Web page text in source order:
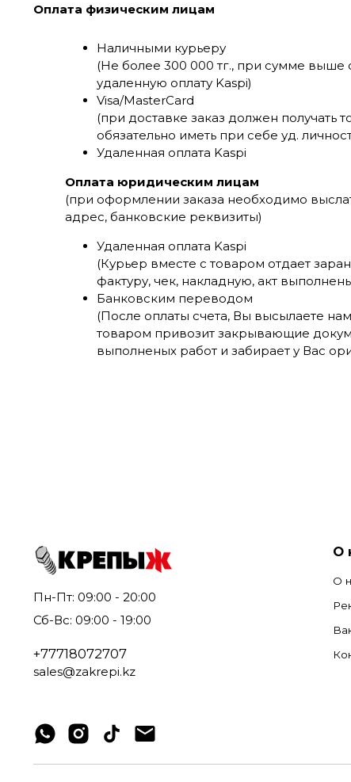
Оплата физическим лицам
Наличными курьеру
(Не более 300 000 тг., при сумме выше
удаленную оплату Kaspi)
Visa/MasterCard
(при доставке заказ должен получать
обязательно иметь при себе уд.
Удаленная оплата Kaspi
Оплата юридическим лицам
(при оформлении заказа необходимо
адрес, банковские реквизиты)
Удаленная оплата Kaspi
(Курьер вместе с товаром отдает
фактуру, чек, накладную, акт
Банковским переводом
(После оплаты счета, Вы высылаете
товаром привозит закрывающие
выполненых работ и забирает у Вас
Пн-Пт: 09:00 - 20:00
Сб-Вс: 09:00 - 19:00
+77718072707
sales@zakrepi.kz
О
О